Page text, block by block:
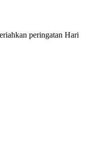
peringatan Hari